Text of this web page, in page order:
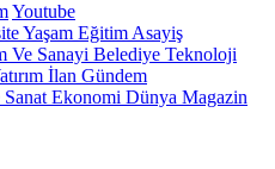
Youtube
Yaşam Eğitim Asayiş
Ve Sanayi Belediye Teknoloji
İlan Gündem
Ekonomi Dünya Magazin